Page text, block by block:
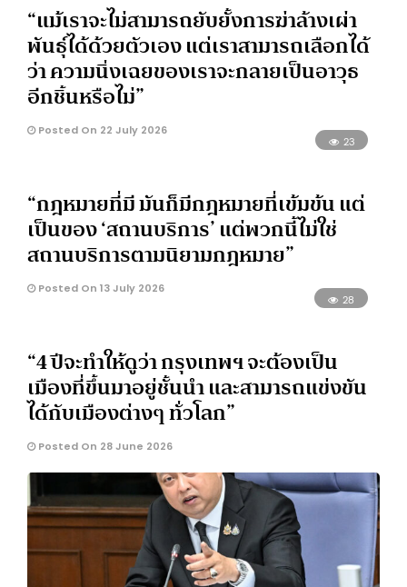
“แม้เราจะไม่สามารถยับยั้งการฆ่าล้างเผ่า
พันธุ์ได้ด้วยตัวเอง แต่เราสามารถเลือกได้
ว่า ความนิ่งเฉยของเราจะกลายเป็นอาวุธ
อีกชิ้นหรือไม่”
Posted On 22 July 2026
23
“กฎหมายที่มี มันก็มีกฎหมายที่เข้มข้น แต่
เป็นของ ‘สถานบริการ’ แต่พวกนี้ไม่ใช่
สถานบริการตามนิยามกฎหมาย”
Posted On 13 July 2026
28
“4 ปีจะทำให้ดูว่า กรุงเทพฯ จะต้องเป็น
เมืองที่ขึ้นมาอยู่ชั้นนำ และสามารถแข่งขัน
ได้กับเมืองต่างๆ ทั่วโลก”
Posted On 28 June 2026